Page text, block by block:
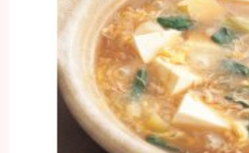
な
の
き
ょ
う
の
料